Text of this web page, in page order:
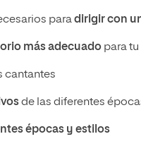
paradirigir con
más adecuado para
cantantes
de las diferentes
épocas y estilos